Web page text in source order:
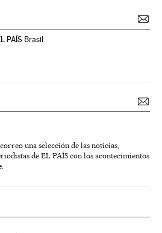
PAÍS Brasil
una selección de las noticias,
de EL PAÍS con los acontecimientos